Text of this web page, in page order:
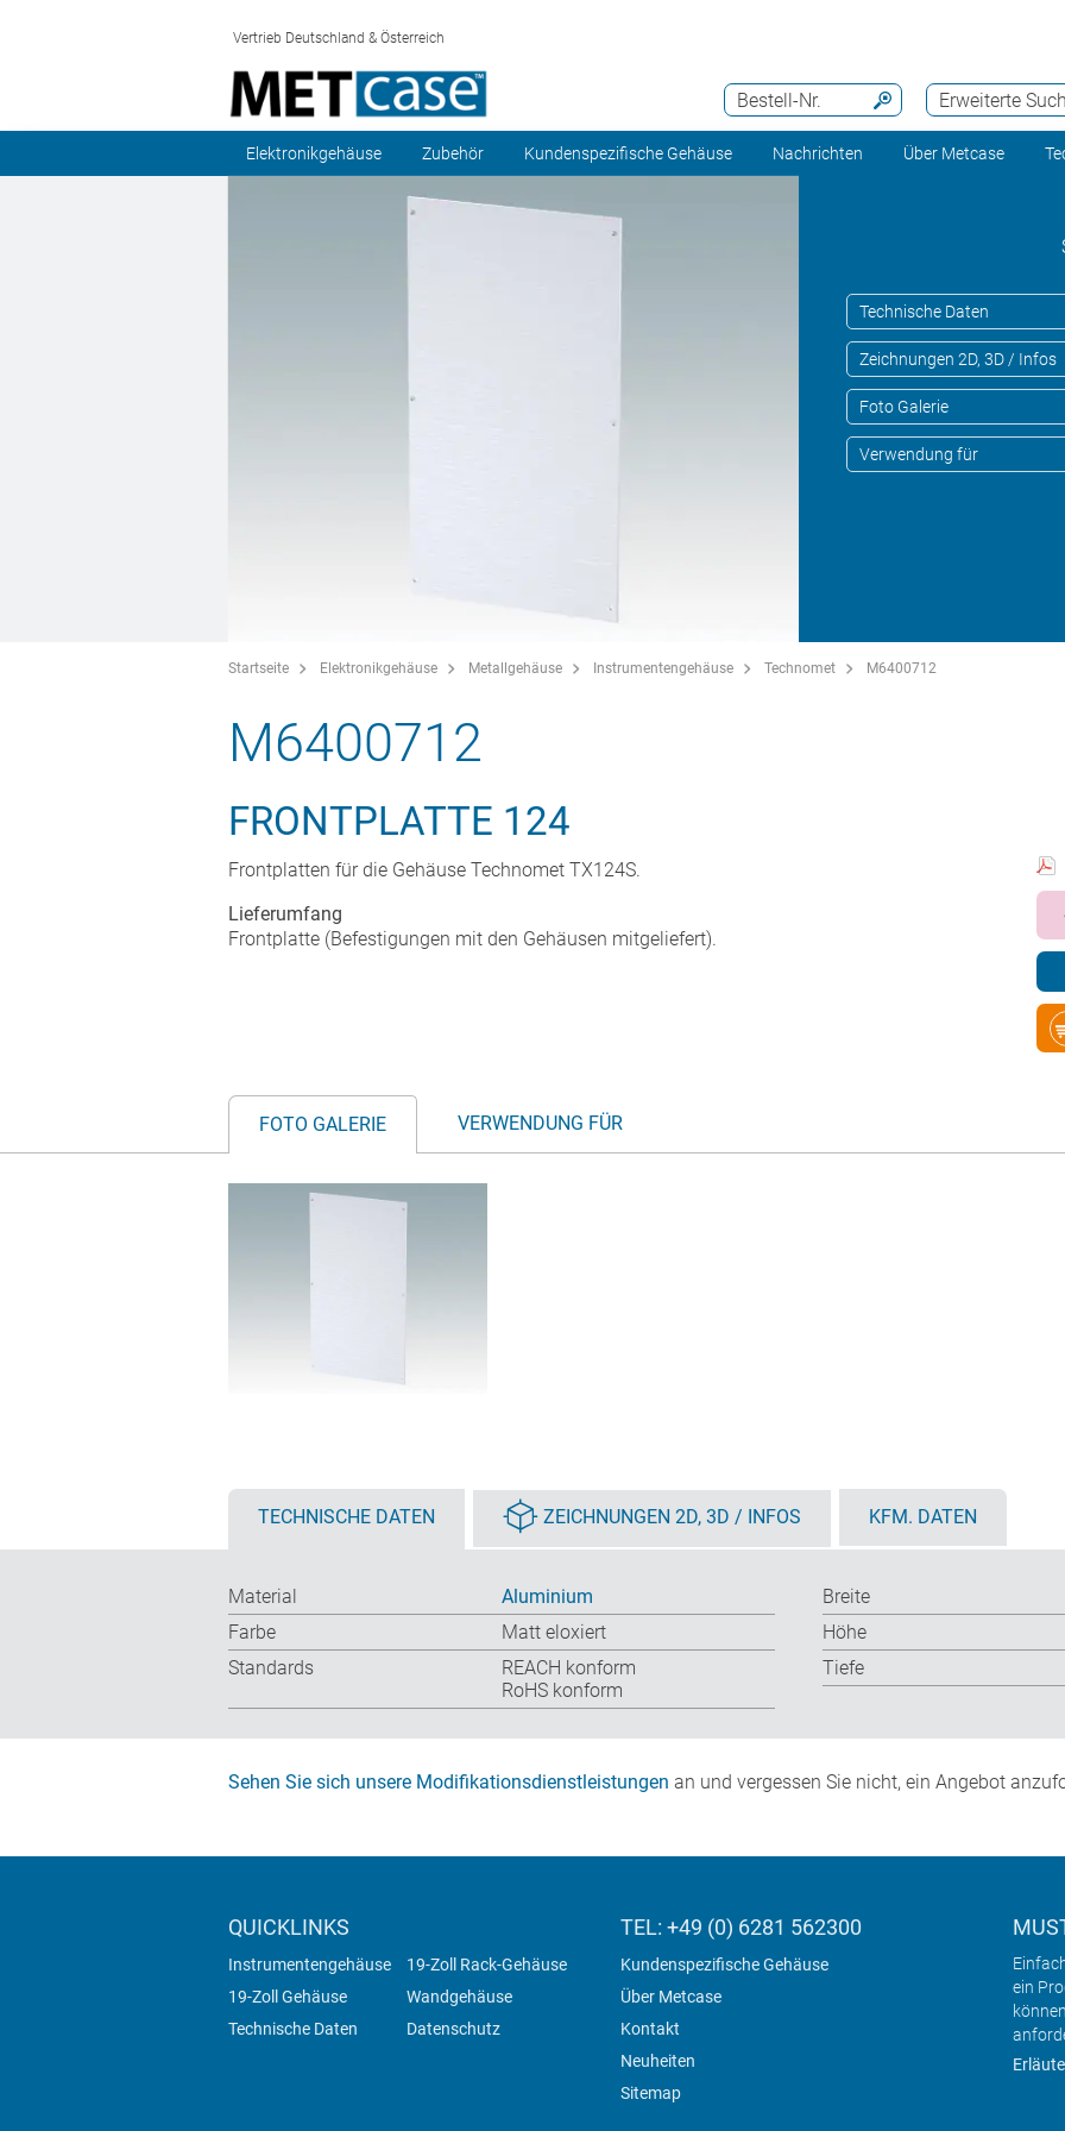
Vertrieb Deutschland & Österreich
Erweiterte
Bestell-Nr.
Elektronikgehäuse Zubehör Kundenspezifische Gehäuse Nachrichten Über Metcase
Technische Daten
Zeichnungen 2D, 3D / Infos
Foto Galerie
Verwendung für
Startseite Elektronikgehäuse Metallgehäuse Instrumentengehäuse Technomet M6400712
M6400712
FRONTPLATTE 124
Frontplatten für die Gehäuse Technomet TX124S.
Lieferumfang
Frontplatte (Befestigungen mit den Gehäusen mitgeliefert).
FOTO GALERIE VERWENDUNG FÜR
TECHNISCHE DATEN ZEICHNUNGEN 2D, 3D / INFOS KFM. DATEN
Material
Aluminium
Farbe
Matt eloxiert
Standards
REACH konform
RoHS konform
Breite
Höhe
Tiefe
Sehen Sie sich unsere Modifikationsdienstleistungen an und vergessen Sie nicht, ein Angebot
QUICKLINKS
Instrumentengehäuse
19-Zoll Rack-Gehäuse
19-Zoll Gehäuse
Wandgehäuse
Technische Daten
Datenschutz
TEL: +49 (0) 6281 562300
Kundenspezifische Gehäuse
Über Metcase
Kontakt
Neuheiten
Sitemap
ein